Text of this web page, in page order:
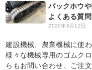
バックホウ
よくある質問
2020年5月12日
建設機械、農業機械に使
様々な機械専用のゴムク
らもお問い合わせ、ご注